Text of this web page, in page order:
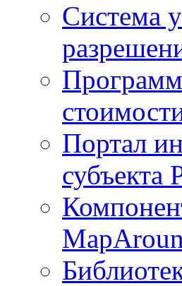
Система
Портал
субъекта